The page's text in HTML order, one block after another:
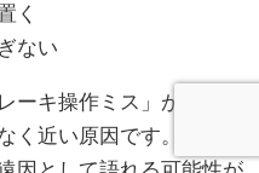
く
ない
ーキ操作ミス」がその場
く近い原因です。一方、
因として語れる可能性が